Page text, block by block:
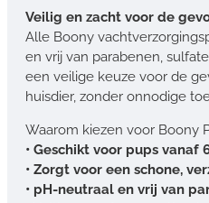
Veilig en zacht voor de
Alle Boony
en vrij van parabenen,
een veilige keuze voor de
huisdier, zonder onnodige
Waarom kiezen voor Boony
• Geschikt voor pups vanaf
• Zorgt voor een schone,
• pH-neutraal en vrij van